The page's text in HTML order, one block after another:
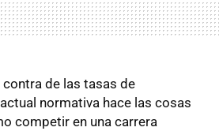
contra de las tasas de
normativa hace las cosas
competir en una carrera